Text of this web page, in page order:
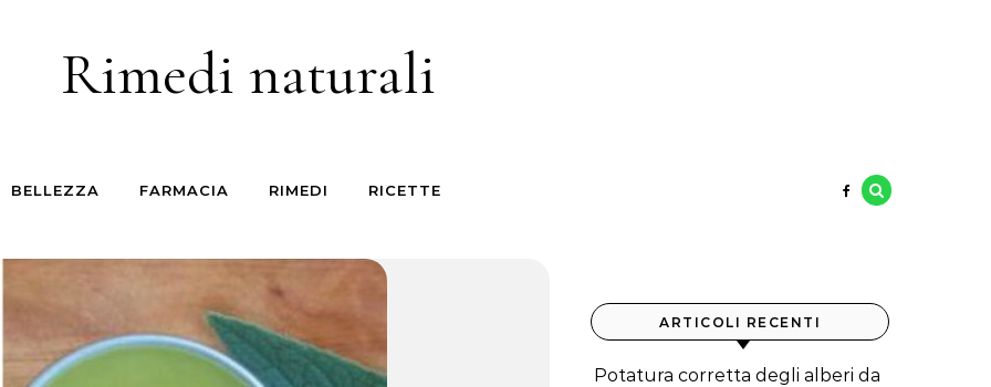
Rimedi naturali
BELLEZZA FARMACIA RIMEDI RICETTE
ARTICOLI RECENTI
Potatura corretta degli alberi da